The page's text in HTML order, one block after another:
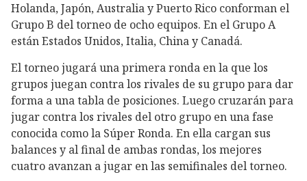
Holanda, Japón, Australia y Puerto Rico conforman el
Grupo B del torneo de ocho equipos. En el Grupo A
están Estados Unidos, Italia, China y Canadá.
El torneo jugará una primera ronda en la que los
grupos juegan contra los rivales de su grupo para dar
forma a una tabla de posiciones. Luego cruzarán para
jugar contra los rivales del otro grupo en una fase
conocida como la Súper Ronda. En ella cargan sus
balances y al final de ambas rondas, los mejores
cuatro avanzan a jugar en las semifinales del torneo.